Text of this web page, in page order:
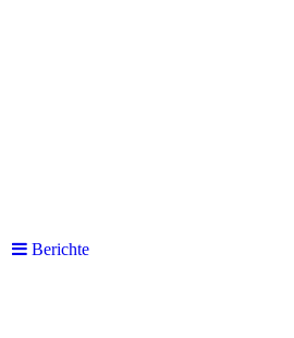
Berichte